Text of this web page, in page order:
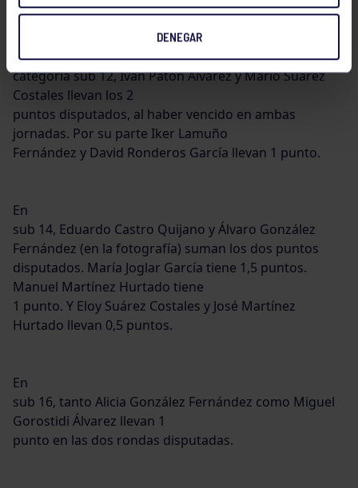
DENEGAR
En
categoría sub 12, Iván Patón Álvarez y Mario Suárez
Costales llevan los 2
puntos disputados, al haber vencido en ambas
jornadas. Por su parte Iker Lamuño
Fernández y David Ronderos García llevan 1 punto.
En
sub 14, Eduardo Castro Quijano y Álvaro González
Fernández (en la fotografía) suman los dos puntos
disputados. María Joglar García tiene 1,5 puntos.
Manuel Martínez Hurtado tiene
1 punto. Y Eloy Suárez Costales y José Martínez
Hurtado llevan 0,5 puntos.
En
sub 16, tanto Alicia González Fernández como Miguel
Gorostidi Álvarez llevan 1
punto en las dos rondas disputadas.